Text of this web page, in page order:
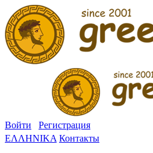
Войти
Регистрация
ΕΛΛΗΝΙΚΑ Контакты